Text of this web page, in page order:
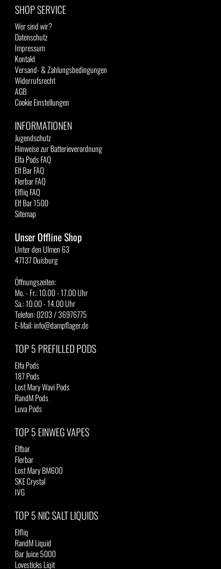
SHOP SERVICE
Wer sind wir?
Datenschutz
Impressum
Kontakt
Versand- & Zahlungsbedingungen
Widerrufsrecht
AGB
Cookie Einstellungen
INFORMATIONEN
Jugendschutz
Hinweise zur Batterieverordnung
Elfa Pods FAQ
Elf Bar FAQ
Flerbar FAQ
Elfliq FAQ
Elf Bar 1500
Sitemap
Unser Offline Shop
Unter den Ulmen 63
47137 Duisburg
Öffnungszeiten:
Mo. - Fr.: 10.00 - 17.00 Uhr
Sa.: 10.00 - 14.00 Uhr
Telefon: 0203 / 36976775
E-Mail: info@dampflager.de
TOP 5 PREFILLED PODS
Elfa Pods
187 Pods
Lost Mary Wavi Pods
RandM Pods
Luva Pods
TOP 5 EINWEG VAPES
Elfbar
Flerbar
Lost Mary BM600
SKE Crystal
IVG
TOP 5 NIC SALT LIQUIDS
Elfliq
RandM Liquid
Bar Juice 5000
Lovesticks Liqit